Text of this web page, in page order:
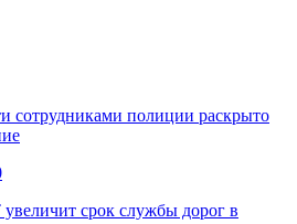
сотрудниками полиции раскрыто
срок службы дорог в